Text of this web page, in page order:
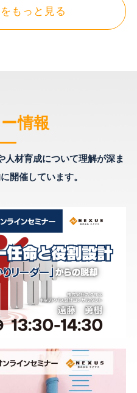
もっと見る
情報
人材育成について理解が深ま
開催しています。